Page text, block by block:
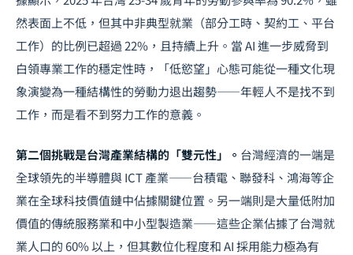
然表面上不低，但其中非典型就業（部分工時、契約工、平台
工作）的比例已超過 22%，且持續上升。當 AI 進一步威脅到
白領專業工作的穩定性時，「低慾望」心態可能從一種文化現
象演變為一種結構性的勞動力退出趨勢——年輕人不是找不到
工作，而是看不到努力工作的意義。
第二個挑戰是台灣產業結構的「雙元性」。 台灣經濟的一端是
全球領先的半導體與 ICT 產業——台積電、聯發科、鴻海等企
業在全球科技價值鏈中佔據關鍵位置。另一端則是大量低附加
價值的傳統服務業和中小型製造業——這些企業佔據了台灣就
業人口的 60% 以上，但其數位化程度和 AI 採用能力極為有